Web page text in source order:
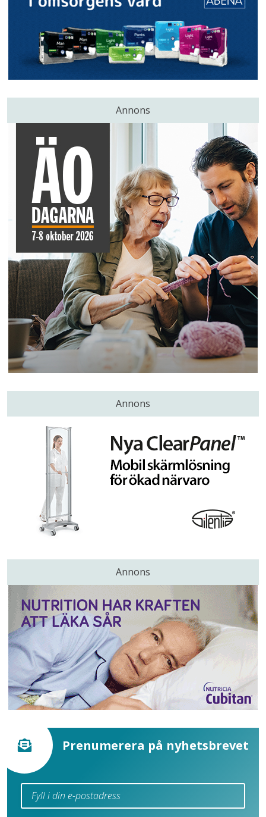
Annons
Annons
Annons
Prenumerera på nyhetsbrevet